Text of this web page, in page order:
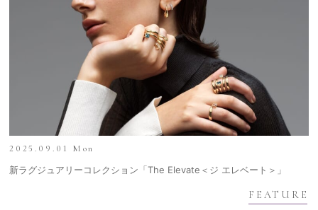
2025.09.01 Mon
新ラグジュアリーコレクション「The Elevate＜ジ エレベート＞」
FEATURE